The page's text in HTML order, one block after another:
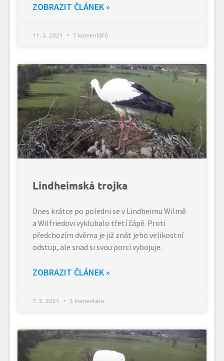
ZOBRAZIT ČLÁNEK »
11. 5. 2021 7 komentářů
Lindheimská trojka
Dnes krátce po poledni se v Lindheimu Wilmě
a Wilfriedovi vyklubalo třetí čápě. Proti
předchozím dvěma je již znát jeho velikostní
odstup, ale snad si svou porci vybojuje.
ZOBRAZIT ČLÁNEK »
7. 5. 2021 3 komentáře